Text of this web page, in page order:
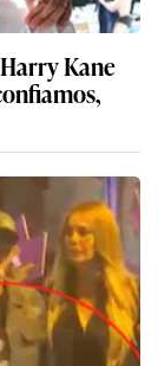
Kane